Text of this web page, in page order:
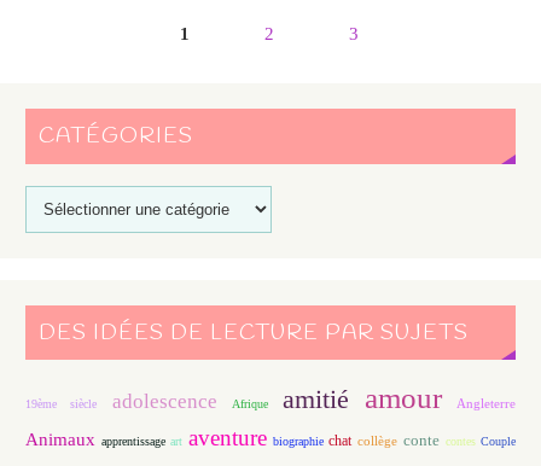
1 2 3
CATÉGORIES
DES IDÉES DE LECTURE PAR SUJETS
19ème siècle adolescence Afrique amitié amour Angleterre
Animaux apprentissage art aventure biographie chat collège conte contes Couple